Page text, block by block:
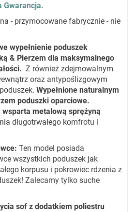
Gwarancja.
- przymocowane fabrycznie - nie
wypełnienie poduszek
& Pierzem dla maksymalnego
Z również zdejmowalnym
oraz antypoślizgowym
Wypełnione naturalnym
poduszki oparciowe.
metalową sprężyną
długotrwałego komfrotu i
: Ten model posiada
wszystkich poduszek jak
korpusu i pokrowiec rdzenia z
Zalecamy tylko suche
sof z dodatkiem poliestru